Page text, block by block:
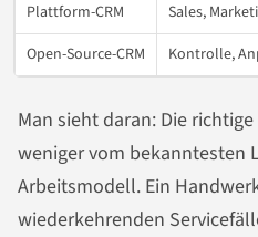
Plattform-CRM
Sales,
Open-Source-CRM
Kontrolle,
Man sieht daran: Die
weniger vom bekanntesten
Arbeitsmodell. Ein
wiederkehrenden